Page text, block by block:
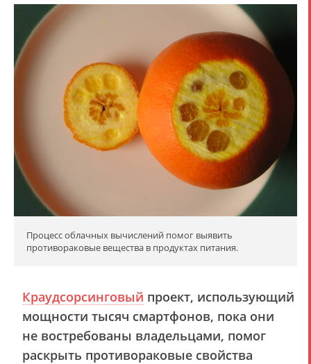
Процесс облачных вычислений помог выявить
противораковые вещества в продуктах питания.
Краудсорсинговый проект, использующий
мощности тысяч смартфонов, пока они
не востребованы владельцами, помог
раскрыть противораковые свойства